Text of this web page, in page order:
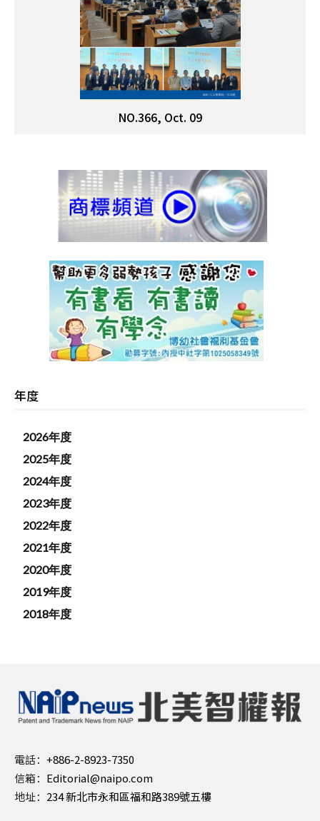
NO.366, Oct. 09
年度
2026年度
2025年度
2024年度
2023年度
2022年度
2021年度
2020年度
2019年度
2018年度
電話： +886-2-8923-7350
信箱： Editorial@naipo.com
地址： 234 新北市永和區福和路389號五樓